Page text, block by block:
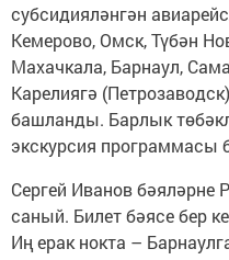
субсидияләнгән
Кемерово, Омск, Түбән
Махачкала, Барнаул,
Карелиягә
башланды. Барлык
экскурсия программасы
Сергей Иванов бәяләрне
саный. Билет бәясе бер
Иң ерак нокта –